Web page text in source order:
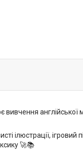
ілюстрації, ігровий
🚀📚